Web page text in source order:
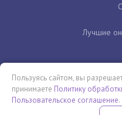
Лучшие
Пользуясь сайтом, вы
принимаете Политику
Пользовательское соглашение.